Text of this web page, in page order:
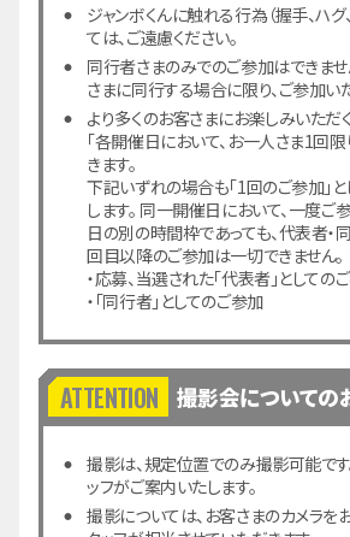
お申込み
フォーム
5月3日の
お申込み
ジャンボくんに触れる行為（握手、ハグ
ては、ご遠慮ください。
同行者さまのみでのご参加はできませ
さまに同行する場合に限り、ご参加い
より多くのお客さまにお楽しみいただ
「各開催日において、お一人さま1回限
きます。
下記いずれの場合も「1回のご参加」
します。 同一開催日において、一度ご
日の別の時間枠であっても、代表者・
回目以降のご参加は一切できません。
・応募、当選された「代表者」としての
・「同行者」としてのご参加
撮影会についての
撮影は、規定位置でのみ撮影可能で
ッフがご案内いたします。
撮影については、お客さまのカメラを